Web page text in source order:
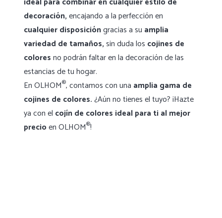
decoración,encajando a la perfección en
cualquier disposicióngracias a su amplia
variedad de tamaños,sin duda los cojines de
coloresno podrán faltar en la decoración de las
estancias de tu hogar.
En OLHOM®, contamos con una amplia gama de
cojines de colores.¿Aún no tienes el tuyo? ¡Hazte
ya con el cojín de colores ideal para ti al mejor
precioen OLHOM®!